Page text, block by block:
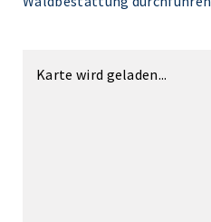
Karte wird geladen...